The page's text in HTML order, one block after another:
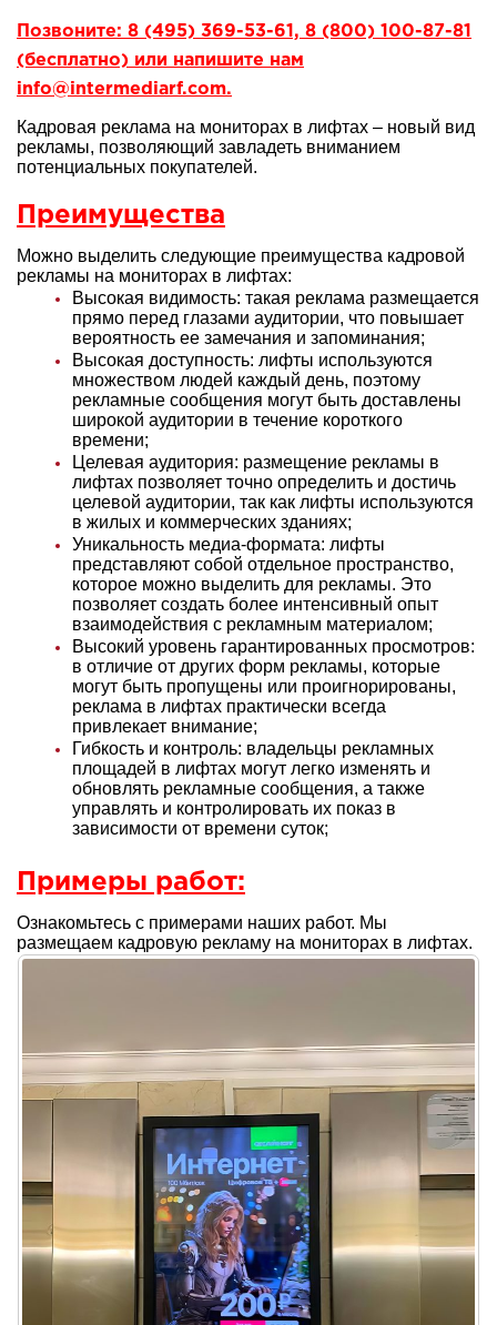
Позвоните: 8 (495) 369-53-61, 8 (800) 100-87-81
(бесплатно) или напишите нам
info@intermediarf.com.
Кадровая реклама на мониторах в лифтах – новый вид
рекламы, позволяющий завладеть вниманием
потенциальных покупателей.
Преимущества
Можно выделить следующие преимущества кадровой
рекламы на мониторах в лифтах:
Высокая видимость: такая реклама размещается
прямо перед глазами аудитории, что повышает
вероятность ее замечания и запоминания;
Высокая доступность: лифты используются
множеством людей каждый день, поэтому
рекламные сообщения могут быть доставлены
широкой аудитории в течение короткого
времени;
Целевая аудитория: размещение рекламы в
лифтах позволяет точно определить и достичь
целевой аудитории, так как лифты используются
в жилых и коммерческих зданиях;
Уникальность медиа-формата: лифты
представляют собой отдельное пространство,
которое можно выделить для рекламы. Это
позволяет создать более интенсивный опыт
взаимодействия с рекламным материалом;
Высокий уровень гарантированных просмотров:
в отличие от других форм рекламы, которые
могут быть пропущены или проигнорированы,
реклама в лифтах практически всегда
привлекает внимание;
Гибкость и контроль: владельцы рекламных
площадей в лифтах могут легко изменять и
обновлять рекламные сообщения, а также
управлять и контролировать их показ в
зависимости от времени суток;
Примеры работ:
Ознакомьтесь с примерами наших работ. Мы
размещаем кадровую рекламу на мониторах в лифтах.